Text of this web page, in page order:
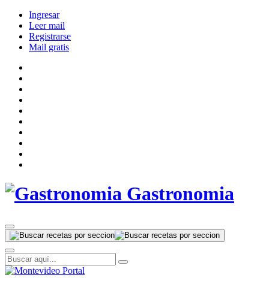
Ingresar
Leer mail
Registrarse
Mail gratis
Gastronomia